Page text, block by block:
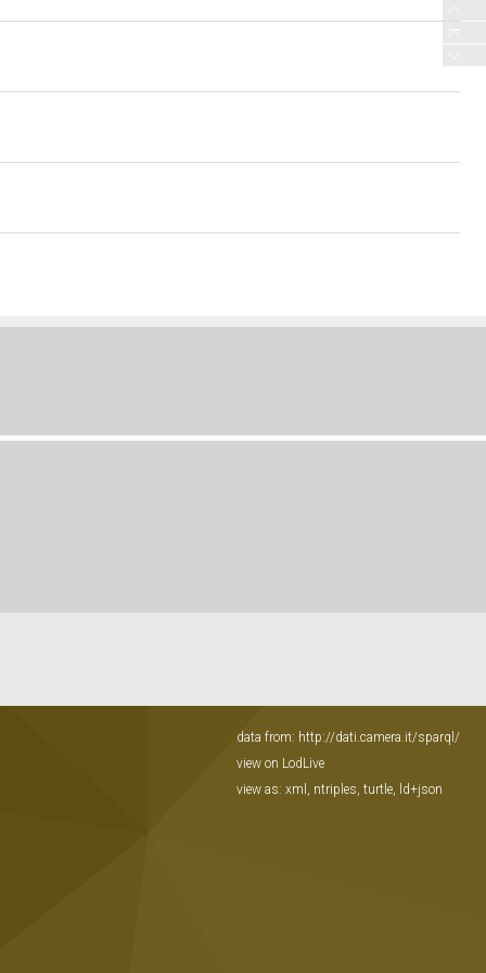
data from: http://dati.camera.it/sparql/
view on LodLive
view as: xml , ntriples, turtle, ld+json